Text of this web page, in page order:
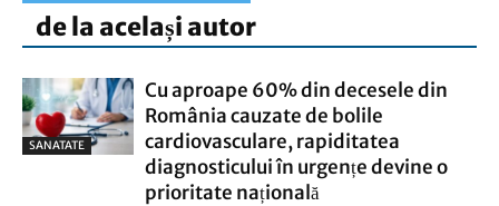
de la același autor
SANATATE
Cu aproape 60% din decesele din
România cauzate de bolile
cardiovasculare, rapiditatea
diagnosticului în urgențe devine o
prioritate națională